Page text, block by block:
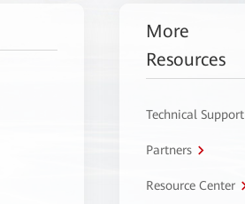
More
Resources
Technical Support
Partners
Resource Center